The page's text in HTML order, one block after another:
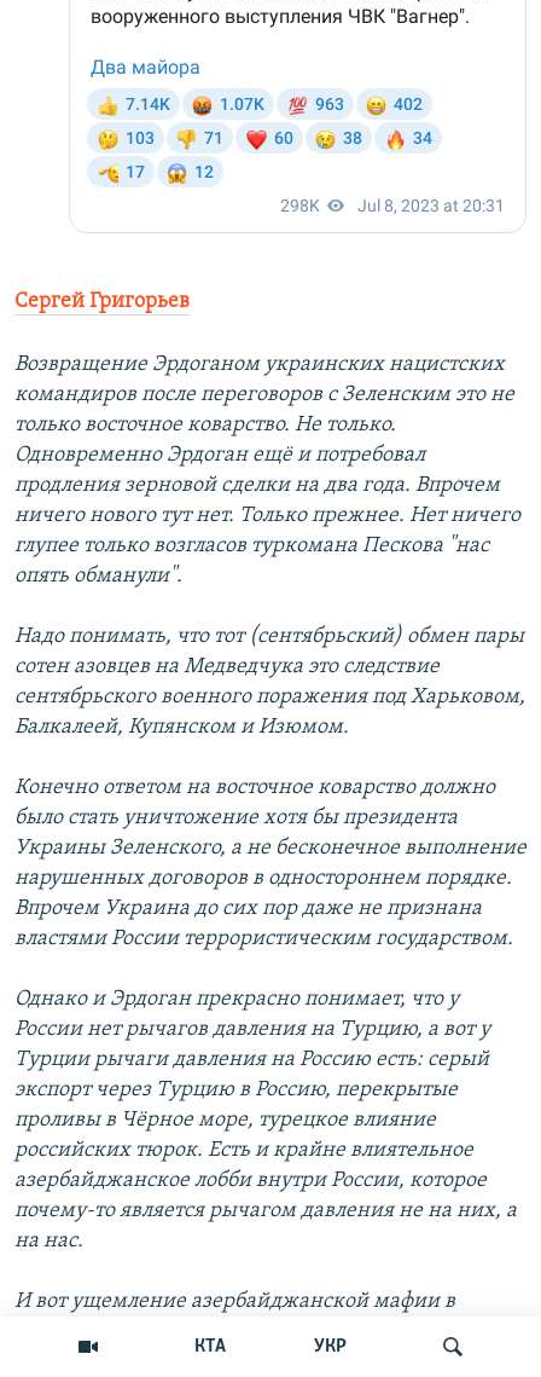
КТА УКР
Сергей Григорьев
Возвращение Эрдоганом украинских нацистских
командиров после переговоров с Зеленским это не
только восточное коварство. Не только.
Одновременно Эрдоган ещё и потребовал
продления зерновой сделки на два года. Впрочем
ничего нового тут нет. Только прежнее. Нет ничего
глупее только возгласов туркомана Пескова "нас
опять обманули".
Надо понимать, что тот (сентябрьский) обмен пары
сотен азовцев на Медведчука это следствие
сентябрьского военного поражения под Харьковом,
Балкалеей, Купянском и Изюмом.
Конечно ответом на восточное коварство должно
было стать уничтожение хотя бы президента
Украины Зеленского, а не бесконечное выполнение
нарушенных договоров в одностороннем порядке.
Впрочем Украина до сих пор даже не признана
властями России террористическим государством.
Однако и Эрдоган прекрасно понимает, что у
России нет рычагов давления на Турцию, а вот у
Турции рычаги давления на Россию есть: серый
экспорт через Турцию в Россию, перекрытые
проливы в Чёрное море, турецкое влияние
российских тюрок. Есть и крайне влиятельное
азербайджанское лобби внутри России, которое
почему-то является рычагом давления не на них, а
на нас.
И вот ущемление азербайджанской мафии в
России могло бы быть не только и не сколько